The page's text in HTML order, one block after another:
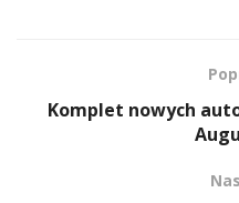
Komplet nowych